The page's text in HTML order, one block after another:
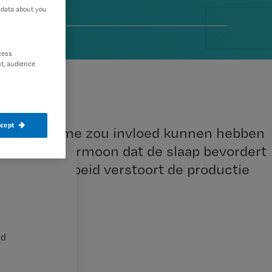
nachtritme zou invloed kunnen hebben
is een hormoon dat de slaap bevordert
Nachtarbeid verstoort de productie
about you
audience